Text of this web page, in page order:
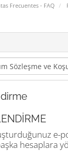
Frecuentes - FAQ
e-
hesaplara